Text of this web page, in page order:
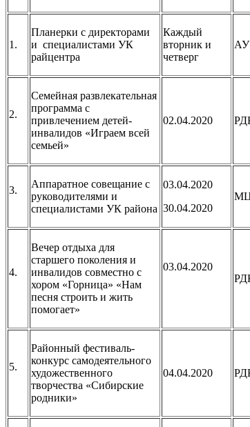
1.
Планерки с директорами
и специалистами УК
райцентра
Каждый
вторник и
четверг
2.
Семейная развлекательная
программа с
привлечением детей-
инвалидов «Играем всей
семьей»
02.04.2020
3.
Аппаратное совещание с
руководителями и
специалистами УК района
03.04.2020
30.04.2020
4.
Вечер отдыха для
старшего поколения и
инвалидов совместно с
хором «Горница» «Нам
песня строить и жить
помогает»
03.04.2020
5.
Районный фестиваль-
конкурс самодеятельного
художественного
творчества «Сибирские
родники»
04.04.2020